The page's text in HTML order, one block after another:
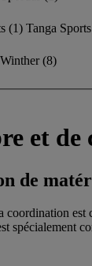
(1) Tanga Sports
Winther(8)
et
de
spécialement